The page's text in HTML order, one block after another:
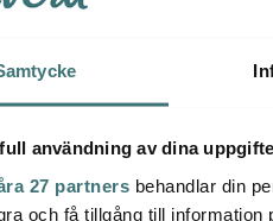
användning av dina
27 partners behandlar din
och få tillgång till information